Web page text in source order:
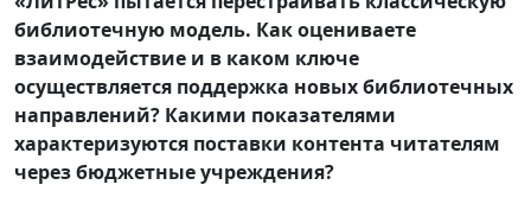
библиотечную модель. Как оцениваете
взаимодействие и в каком ключе
осуществляется поддержка новых библиотечных
направлений? Какими показателями
характеризуются поставки контента читателям
через бюджетные учреждения?